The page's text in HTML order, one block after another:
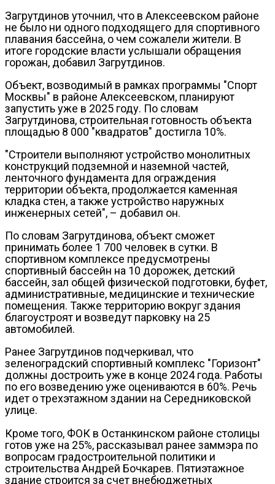
Загрутдинов уточнил, что в Алексеевском районе
не было ни одного подходящего для спортивного
плавания бассейна, о чем сожалели жители. В
итоге городские власти услышали обращения
горожан, добавил Загрутдинов.
Объект, возводимый в рамках программы "Спорт
Москвы" в районе Алексеевском, планируют
запустить уже в 2025 году. По словам
Загрутдинова, строительная готовность объекта
площадью 8 000 "квадратов" достигла 10%.
"Строители выполняют устройство монолитных
конструкций подземной и наземной частей,
ленточного фундамента для ограждения
территории объекта, продолжается каменная
кладка стен, а также устройство наружных
инженерных сетей", – добавил он.
По словам Загрутдинова, объект сможет
принимать более 1 700 человек в сутки. В
спортивном комплексе предусмотрены
спортивный бассейн на 10 дорожек, детский
бассейн, зал общей физической подготовки, буфет,
административные, медицинские и технические
помещения. Также территорию вокруг здания
благоустроят и возведут парковку на 25
автомобилей.
Ранее Загрутдинов подчеркивал, что
зеленоградский спортивный комплекс "Горизонт"
должны достроить уже в конце 2024 года. Работы
по его возведению уже оцениваются в 60%. Речь
идет о трехэтажном здании на Середниковской
улице.
Кроме того, ФОК в Останкинском районе столицы
готов уже на 25%, рассказывал ранее заммэра по
вопросам градостроительной политики и
строительства Андрей Бочкарев. Пятиэтажное
здание строится за счет внебюджетных